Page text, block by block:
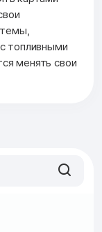
топливными
менять свои